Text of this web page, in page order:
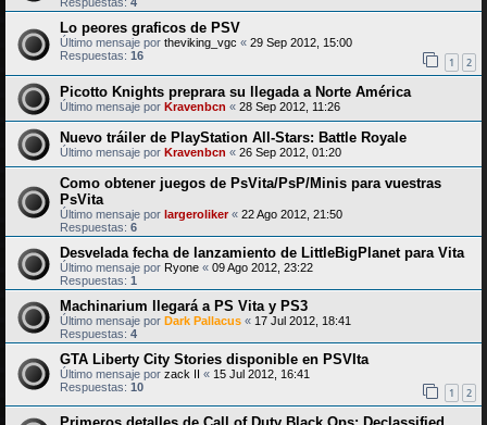
Lo peores graficos de PSV
Último mensaje por theviking_vgc « 29 Sep 2012, 15:00
Respuestas: 16 1 2
Picotto Knights preprara su llegada a Norte América
Último mensaje por Kravenbcn « 28 Sep 2012, 11:26
Nuevo tráiler de PlayStation All-Stars: Battle Royale
Último mensaje por Kravenbcn « 26 Sep 2012, 01:20
Como obtener juegos de PsVita/PsP/Minis para vuestras
PsVita
Último mensaje por largeroliker« 22 Ago 2012, 21:50
Respuestas: 6
Desvelada fecha de lanzamiento de LittleBigPlanet para Vita
Último mensaje por Ryone « 09 Ago 2012, 23:22
Respuestas: 1
Machinarium llegará a PS Vita y PS3
Último mensaje por Dark Pallacus « 17 Jul 2012, 18:41
Respuestas: 4
GTA Liberty City Stories disponible en PSVIta
Último mensaje por zack II « 15 Jul 2012, 16:41
Respuestas: 10 1 2